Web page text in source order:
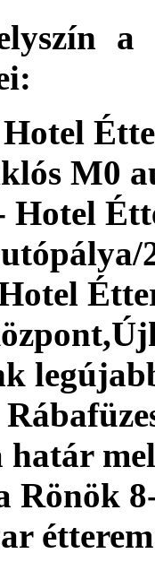
a
M0
Hotel
Rönök